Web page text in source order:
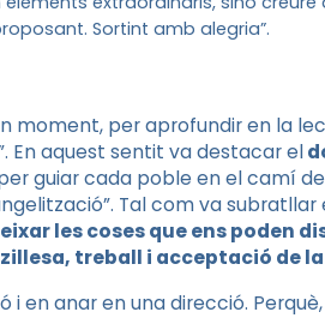
Sortint amb alegria”.
moment, per aprofundir en la
En aquest sentit va destacar el
guiar cada poble en el camí
Tal com va
les coses que ens poden
treball i acceptació de
i en anar en una direcció.